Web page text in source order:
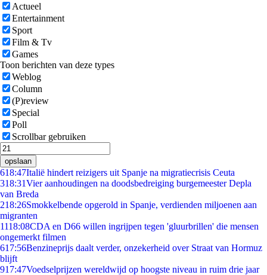
Actueel
Entertainment
Sport
Film & Tv
Games
Toon berichten van deze types
Weblog
Column
(P)review
Special
Poll
Scrollbar gebruiken
opslaan
618:47Italië hindert reizigers uit Spanje na migratiecrisis Ceuta
318:31Vier aanhoudingen na doodsbedreiging burgemeester Depla
van Breda
218:26Smokkelbende opgerold in Spanje, verdienden miljoenen aan
migranten
1118:08CDA en D66 willen ingrijpen tegen 'gluurbrillen' die mensen
ongemerkt filmen
617:56Benzineprijs daalt verder, onzekerheid over Straat van Hormuz
blijft
917:47Voedselprijzen wereldwijd op hoogste niveau in ruim drie jaar